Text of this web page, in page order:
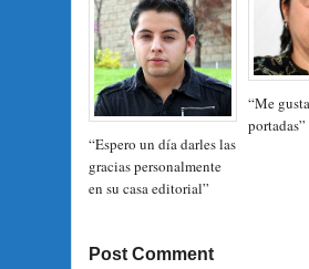
“Espero un día darles las
gracias personalmente
en su casa editorial”
“Me
portadas”
Post Comment